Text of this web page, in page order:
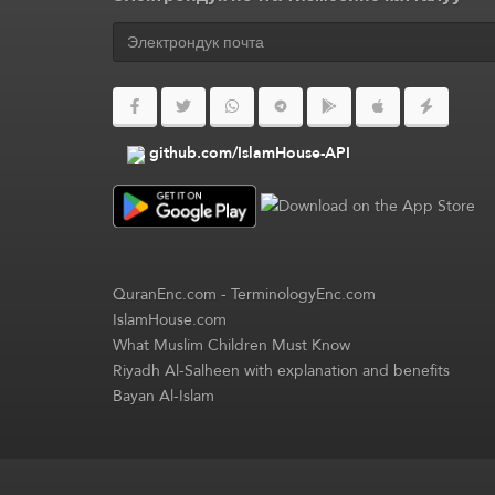
github.com/IslamHouse-API
QuranEnc.com-TerminologyEnc.com
IslamHouse.com
What Muslim Children Must Know
Riyadh Al-Salheen with explanation and benefits
Bayan Al-Islam